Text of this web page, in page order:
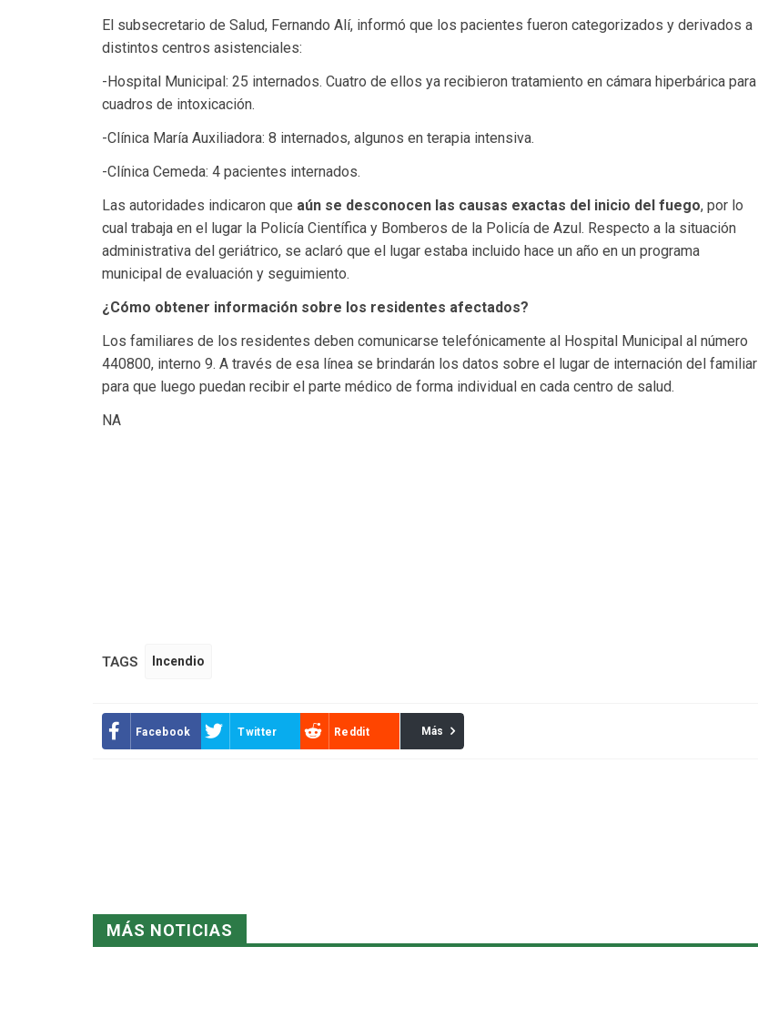
El subsecretario de Salud, Fernando Alí, informó que los pacientes fueron categorizados y derivados a
distintos centros asistenciales:
-Hospital Municipal: 25 internados. Cuatro de ellos ya recibieron tratamiento en cámara hiperbárica para
cuadros de intoxicación.
-Clínica María Auxiliadora: 8 internados, algunos en terapia intensiva.
-Clínica Cemeda: 4 pacientes internados.
Las autoridades indicaron que aún se desconocen las causas exactas del inicio del fuego, por lo
cual trabaja en el lugar la Policía Científica y Bomberos de la Policía de Azul. Respecto a la situación
administrativa del geriátrico, se aclaró que el lugar estaba incluido hace un año en un programa
municipal de evaluación y seguimiento.
¿Cómo obtener información sobre los residentes afectados?
Los familiares de los residentes deben comunicarse telefónicamente al Hospital Municipal al número
440800, interno 9. A través de esa línea se brindarán los datos sobre el lugar de internación del familiar
para que luego puedan recibir el parte médico de forma individual en cada centro de salud.
NA
TAGS Incendio
Facebook Twitter Reddit Más
MÁS NOTICIAS